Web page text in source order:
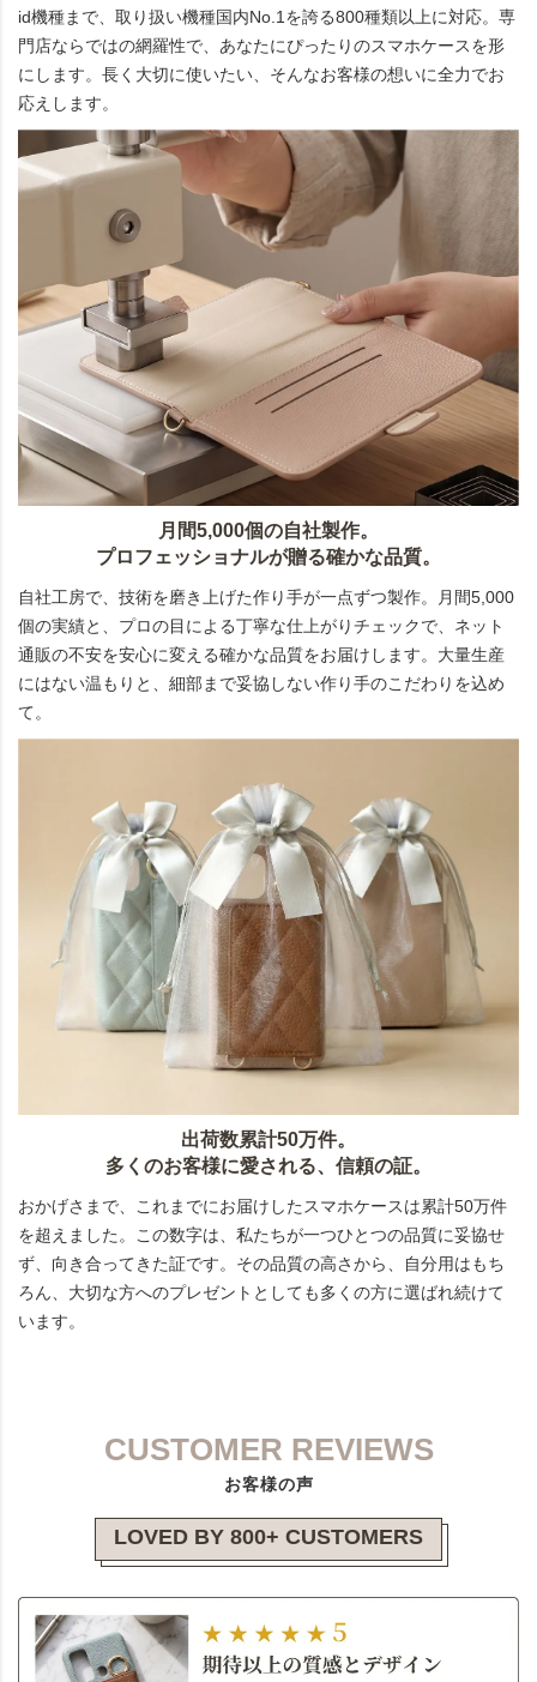
id機種まで、取り扱い機種国内No.1を誇る800種類以上に対応。専
門店ならではの網羅性で、あなたにぴったりのスマホケースを形
にします。長く大切に使いたい、そんなお客様の想いに全力でお
応えします。
月間5,000個の自社製作。
プロフェッショナルが贈る確かな品質。
自社工房で、技術を磨き上げた作り手が一点ずつ製作。月間5,000
個の実績と、プロの目による丁寧な仕上がりチェックで、ネット
通販の不安を安心に変える確かな品質をお届けします。大量生産
にはない温もりと、細部まで妥協しない作り手のこだわりを込め
て。
出荷数累計50万件。
多くのお客様に愛される、信頼の証。
おかげさまで、これまでにお届けしたスマホケースは累計50万件
を超えました。この数字は、私たちが一つひとつの品質に妥協せ
ず、向き合ってきた証です。その品質の高さから、自分用はもち
ろん、大切な方へのプレゼントとしても多くの方に選ばれ続けて
います。
CUSTOMER REVIEWS
お客様の声
LOVED BY 800+ CUSTOMERS